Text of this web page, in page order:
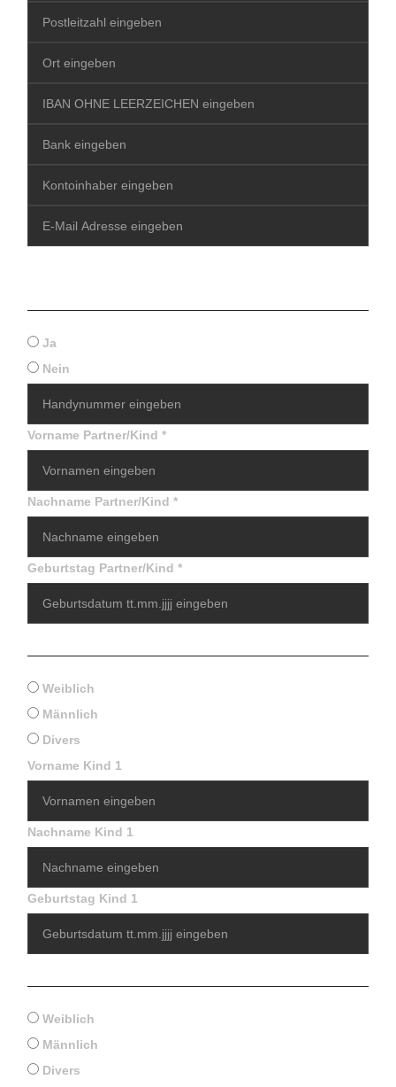
Ja
Nein
Vorname Partner/Kind *
Nachname Partner/Kind *
Geburtstag Partner/Kind *
Weiblich
Männlich
Divers
Vorname Kind 1
Nachname Kind 1
Geburtstag Kind 1
Weiblich
Männlich
Divers